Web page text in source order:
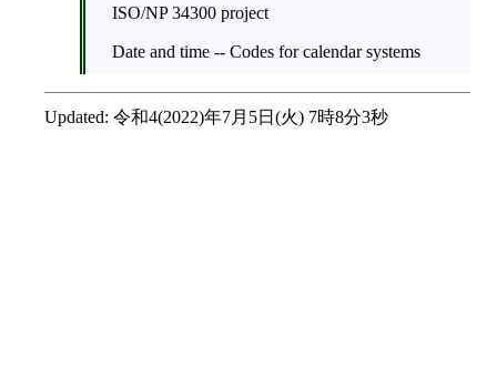
ISO/NP 34300 project
Date and time -- Codes for calendar systems
Updated: 令和4(2022)年7月5日(火) 7時8分3秒